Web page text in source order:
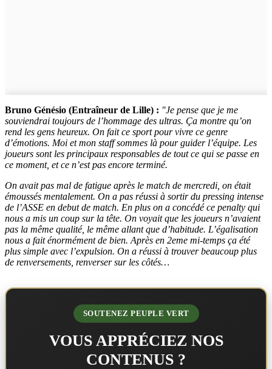
Bruno Génésio (Entraîneur de Lille) : "Je pense que je me
souviendrai toujours de l’hommage des ultras. Ça montre qu’on
rend les gens heureux. On fait ce sport pour vivre ce genre
d’émotions. Moi et mon staff sommes là pour guider l’équipe. Les
joueurs sont les principaux responsables de tout ce qui se passe en
ce moment, et ce n’est pas encore terminé.
On avait pas mal de fatigue après le match de mercredi, on était
émoussés mentalement. On a pas réussi à sortir du pressing intense
de l’ASSE en debut de match. En plus on a concédé ce penalty qui
nous a mis un coup sur la tête. On voyait que les joueurs n’avaient
pas la même qualité, le même allant que d’habitude. L’égalisation
nous a fait énormément de bien. Après en 2eme mi-temps ça été
plus simple avec l’expulsion. On a réussi à trouver beaucoup plus
de renversements, renverser sur les côtés…
SOUTENEZ PEUPLE VERT
VOUS APPRÉCIEZ NOS
CONTENUS ?